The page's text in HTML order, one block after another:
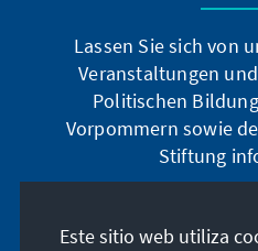
Lassen Sie sich von
Veranstaltungen
Politischen
Vorpommern sowie
Stiftung
Este sitio web utiliza